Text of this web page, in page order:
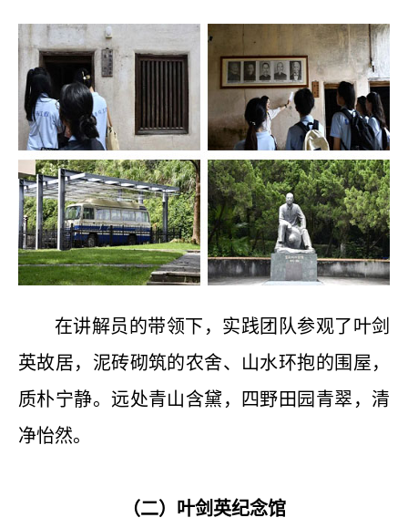
在讲解员的带领下，实践团队参观了叶剑
英故居，泥砖砌筑的农舍、山水环抱的围屋，
质朴宁静。远处青山含黛，四野田园青翠，清
净怡然。
（二）叶剑英纪念馆